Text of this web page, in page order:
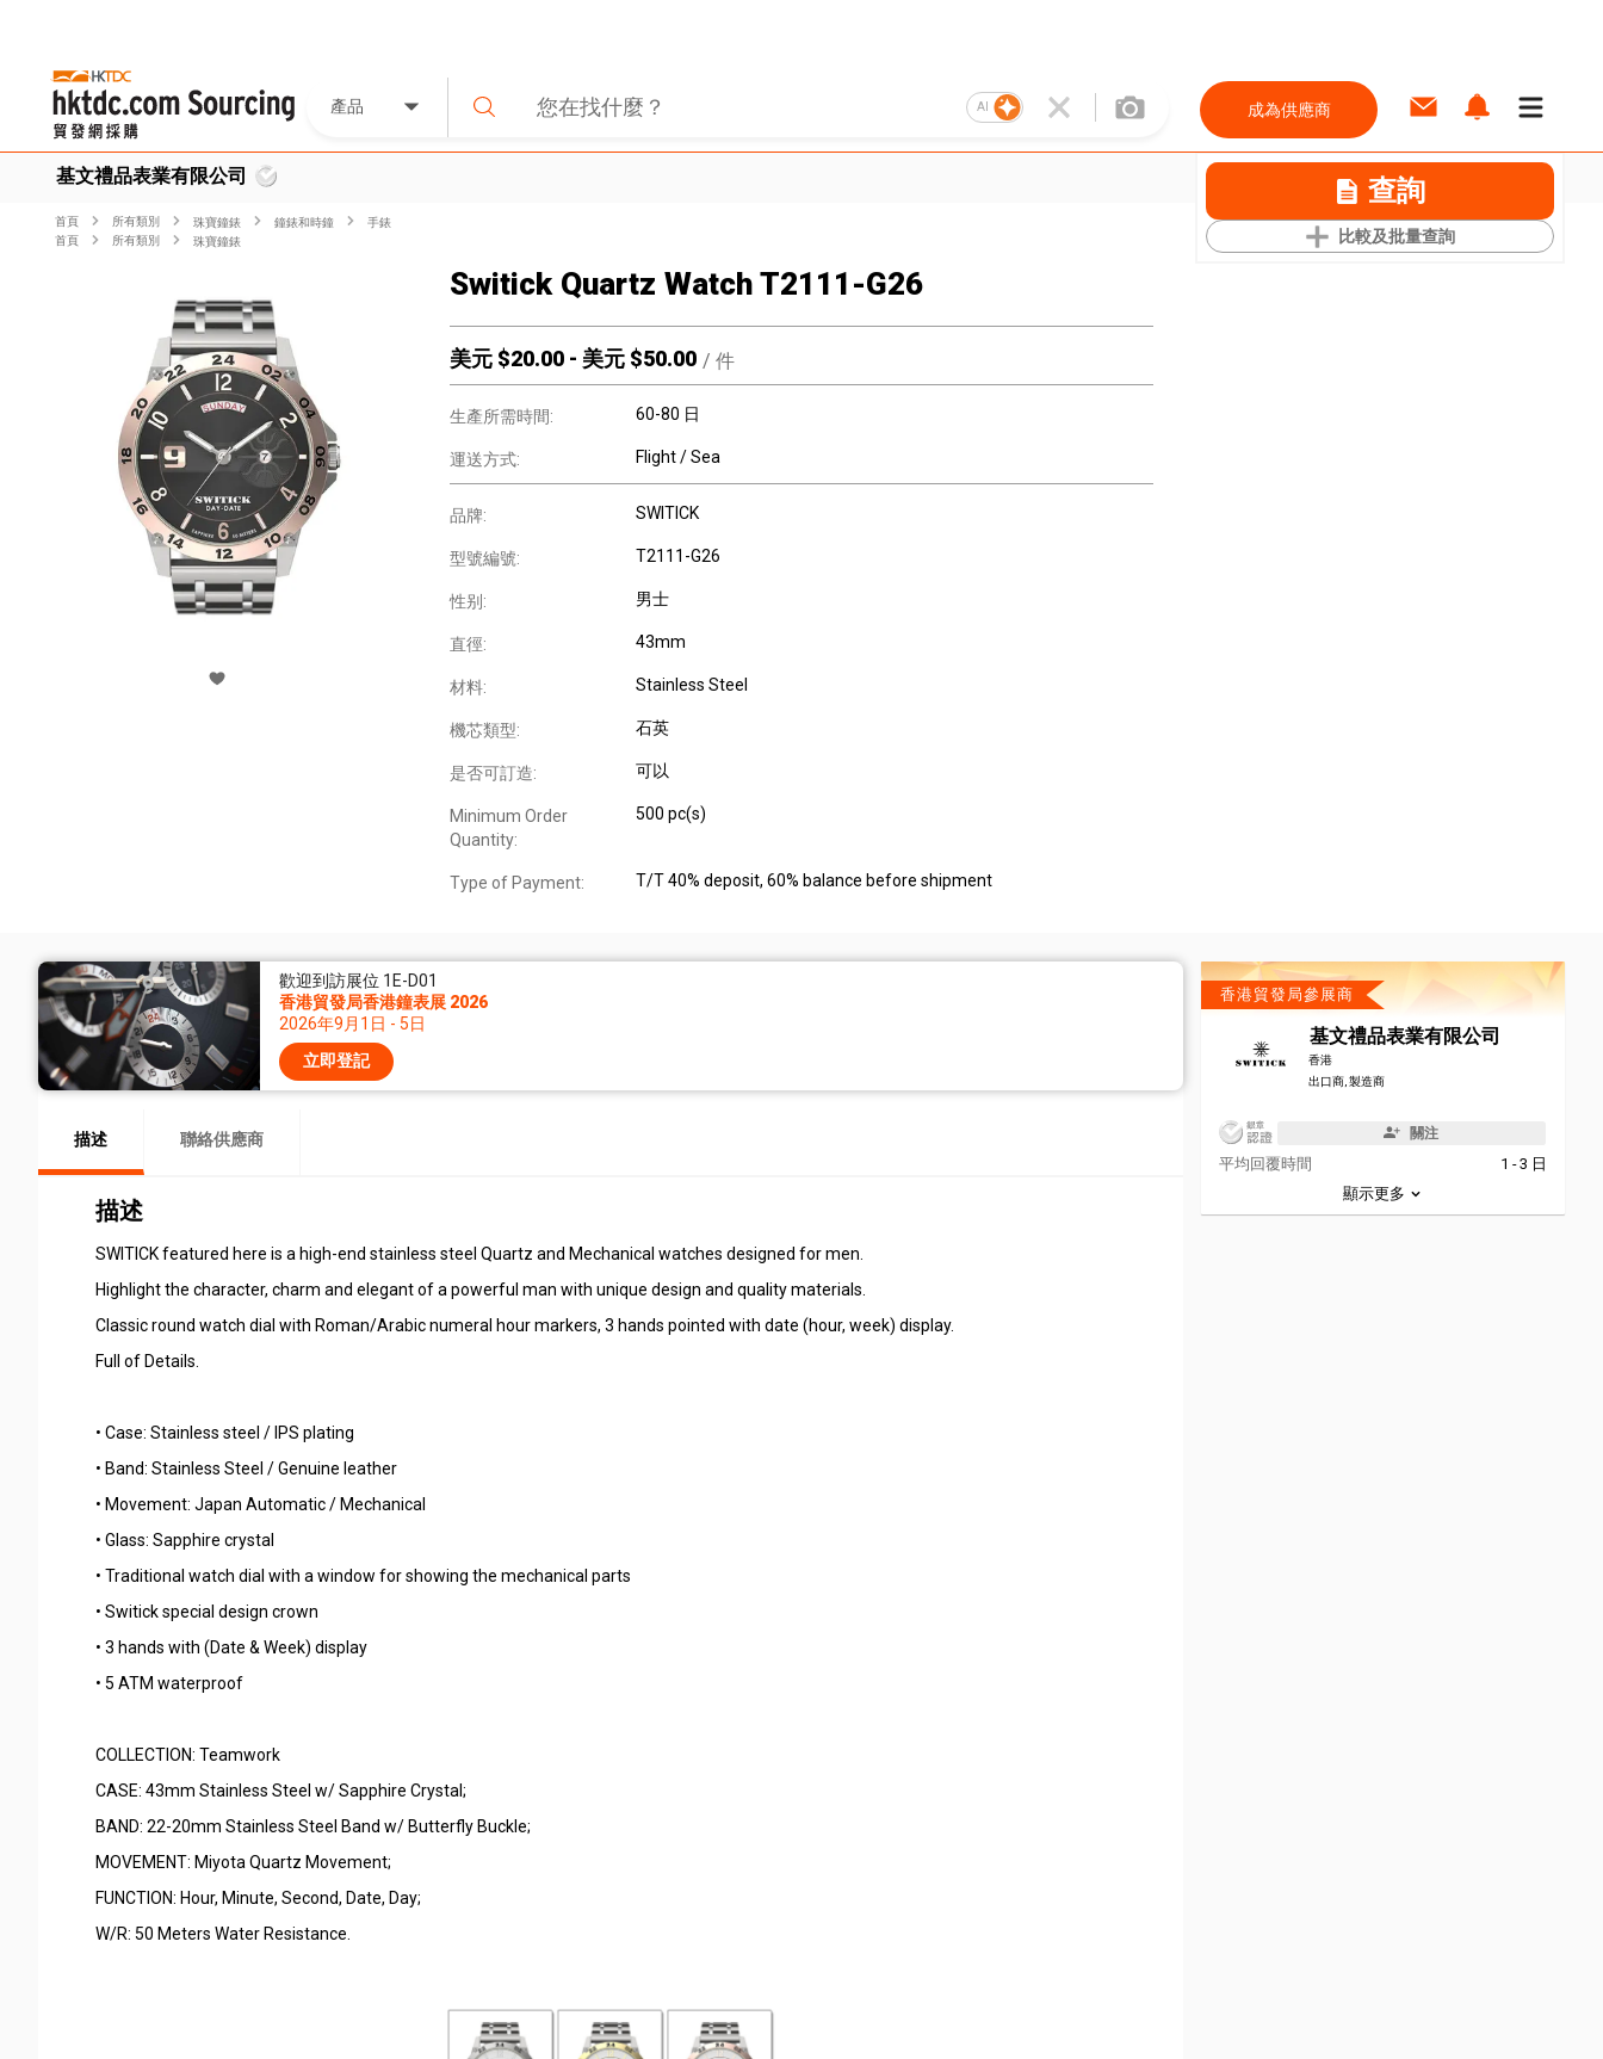
產品 AI 成為供應商
基文禮品表業有限公司 查詢
比較及批量查詢
首頁 所有類別 珠寶鐘錶 鐘錶和時鐘
手錶
首頁
所有類別 珠寶鐘錶
Switick Quartz Watch T2111-G26
美元 $20.00 - 美元 $50.00 / 件
生產所需時間: 60-80 日
運送方式: Flight / Sea
品牌: SWITICK
型號編號: T2111-G26
性别: 男士
直徑: 43mm
材料: Stainless Steel
機芯類型: 石英
是否可訂造: 可以
Minimum Order
Quantity:
500 pc(s)
Type of Payment: T/T 40% deposit, 60% balance before shipment
歡迎到訪展位 1E-D01
香港貿發局香港鐘表展 2026
2026年9月1日 - 5日
立即登記
描述 聯絡供應商
描述
SWITICK featured here is a high-end stainless steel Quartz and Mechanical watches designed for men.
Highlight the character, charm and elegant of a powerful man with unique design and quality materials.
Classic round watch dial with Roman/Arabic numeral hour markers, 3 hands pointed with date (hour, week) display.
Full of Details.
• Case: Stainless steel / IPS plating
• Band: Stainless Steel / Genuine leather
• Movement: Japan Automatic / Mechanical
• Glass: Sapphire crystal
• Traditional watch dial with a window for showing the mechanical parts
• Switick special design crown
• 3 hands with (Date & Week) display
• 5 ATM waterproof
COLLECTION: Teamwork
CASE: 43mm Stainless Steel w/ Sapphire Crystal;
BAND: 22-20mm Stainless Steel Band w/ Butterfly Buckle;
MOVEMENT: Miyota Quartz Movement;
FUNCTION: Hour, Minute, Second, Date, Day;
W/R: 50 Meters Water Resistance.
香港貿發局參展商
基文禮品表業有限公司
香港
出口商, 製造商
關注
平均回覆時間
1 - 3 日
顯示更多